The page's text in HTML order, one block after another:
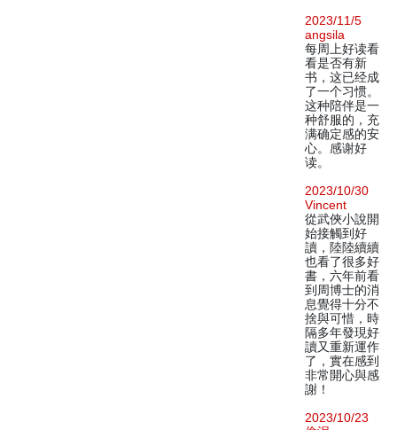
2023/11/5
angsila
每周上好读看
看是否有新
书，这已经成
了一个习惯。
这种陪伴是一
种舒服的，充
满确定感的安
心。感谢好
读。
2023/10/30
Vincent
從武俠小說開
始接觸到好
讀，陸陸續續
也看了很多好
書，六年前看
到周博士的消
息覺得十分不
捨與可惜，時
隔多年發現好
讀又重新運作
了，實在感到
非常開心與感
謝！
2023/10/23